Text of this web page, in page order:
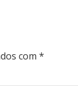
com *